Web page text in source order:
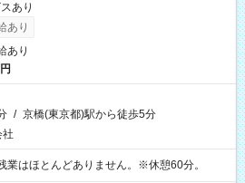
あり
あり
あり
/ 京橋(東京都)駅から徒歩5分
社
はほとんどありません。※休憩60分。